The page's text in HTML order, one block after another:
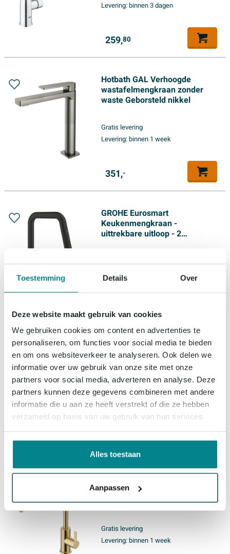
Toestemming Details Over
Deze website maakt gebruik van cookies
We gebruiken cookies om content en advertenties te
personaliseren, om functies voor social media te bieden
en om ons websiteverkeer te analyseren. Ook delen we
informatie over uw gebruik van onze site met onze
partners voor social media, adverteren en analyse. Deze
partners kunnen deze gegevens combineren met andere
informatie die u aan ze heeft verstrekt of die ze hebben
verzameld op basis van uw gebruik van hun services.
Alles toestaan
Aanpassen
Levering:binnen 3 dagen
259,80
Hotbath GAL Verhoogde
wastafelmengkraan zonder
waste Geborsteld nikkel
Gratis levering
Levering:binnen 1 week
351,-
GROHE Eurosmart
Keukenmengkraan -
uittrekbare uitloop - 2
Gratis levering
Levering:
278,
Hotbath Ace
Keukenmengkraan - opbouw -
draaibare uitloop - Geborsteld
Nikkel
Gratis levering
Levering:binnen 1 week
336,-
Keukenmengkraan - opbouw -
draaibare uitloop - Geborsteld
Messing PVD
Gratis levering
Levering:binnen 1 week